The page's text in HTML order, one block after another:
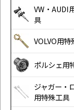
VW・AUDI
具
VOLVO用特
ポルシェ用
ジャガー・
用特殊工具